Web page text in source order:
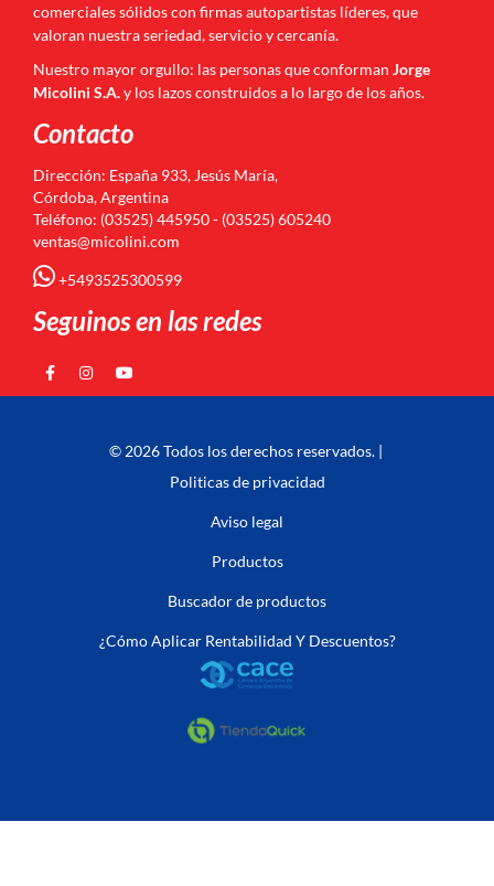
comerciales sólidos con firmas autopartistas líderes, que
valoran nuestra seriedad, servicio y cercanía.
Nuestro mayor orgullo: las personas que conforman Jorge
Micolini S.A.y los lazos construidos a lo largo de los años.
Contacto
Dirección: España 933, Jesús María,
Córdoba, Argentina
Teléfono: (03525) 445950 - (03525) 605240
ventas@micolini.com
+5493525300599
Seguinos en las redes
© 2026 Todos los derechos reservados. |
Politicas de privacidad
Aviso legal
Productos
Buscador de productos
¿Cómo Aplicar Rentabilidad Y Descuentos?